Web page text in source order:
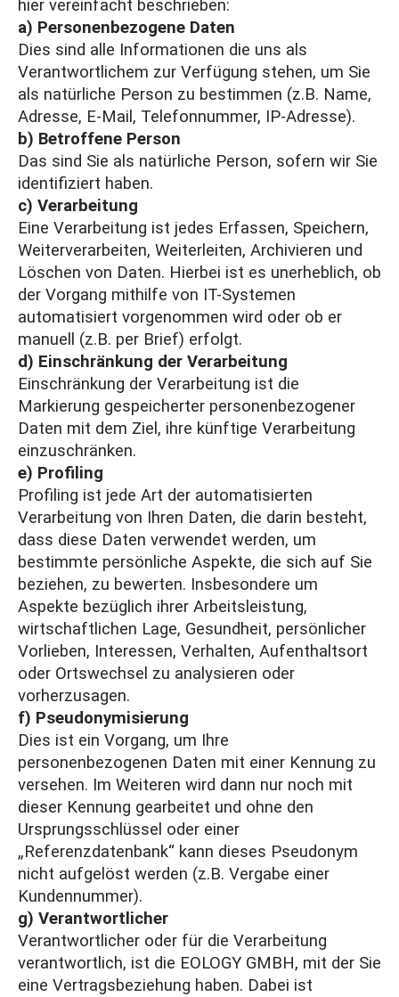
hier vereinfacht beschrieben:
a) Personenbezogene Daten
Dies sind alle Informationen die uns als
Verantwortlichem zur Verfügung stehen, um Sie
als natürliche Person zu bestimmen (z.B. Name,
Adresse, E-Mail, Telefonnummer, IP-Adresse).
b) Betroffene Person
Das sind Sie als natürliche Person, sofern wir Sie
identifiziert haben.
c) Verarbeitung
Eine Verarbeitung ist jedes Erfassen, Speichern,
Weiterverarbeiten, Weiterleiten, Archivieren und
Löschen von Daten. Hierbei ist es unerheblich, ob
der Vorgang mithilfe von IT-Systemen
automatisiert vorgenommen wird oder ob er
manuell (z.B. per Brief) erfolgt.
d) Einschränkung der Verarbeitung
Einschränkung der Verarbeitung ist die
Markierung gespeicherter personenbezogener
Daten mit dem Ziel, ihre künftige Verarbeitung
einzuschränken.
e) Profiling
Profiling ist jede Art der automatisierten
Verarbeitung von Ihren Daten, die darin besteht,
dass diese Daten verwendet werden, um
bestimmte persönliche Aspekte, die sich auf Sie
beziehen, zu bewerten. Insbesondere um
Aspekte bezüglich ihrer Arbeitsleistung,
wirtschaftlichen Lage, Gesundheit, persönlicher
Vorlieben, Interessen, Verhalten, Aufenthaltsort
oder Ortswechsel zu analysieren oder
vorherzusagen.
f) Pseudonymisierung
Dies ist ein Vorgang, um Ihre
personenbezogenen Daten mit einer Kennung zu
versehen. Im Weiteren wird dann nur noch mit
dieser Kennung gearbeitet und ohne den
Ursprungsschlüssel oder einer
„Referenzdatenbank“ kann dieses Pseudonym
nicht aufgelöst werden (z.B. Vergabe einer
Kundennummer).
g) Verantwortlicher
Verantwortlicher oder für die Verarbeitung
verantwortlich, ist die EOLOGY GMBH, mit der Sie
eine Vertragsbeziehung haben. Dabei ist